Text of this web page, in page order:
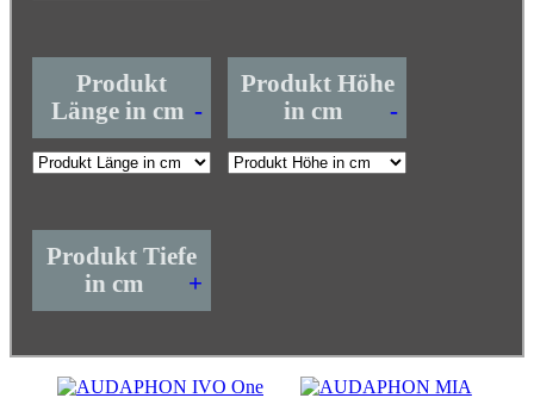
Produkt
Länge in cm -
Produkt Höhe
in cm
-
Produkt Tiefe
in cm
+